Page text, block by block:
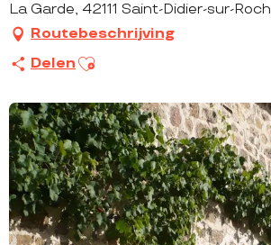
La Garde, 42111 Saint-Didier-sur-
Routebeschrijving
Delen Ajouter aux favoris